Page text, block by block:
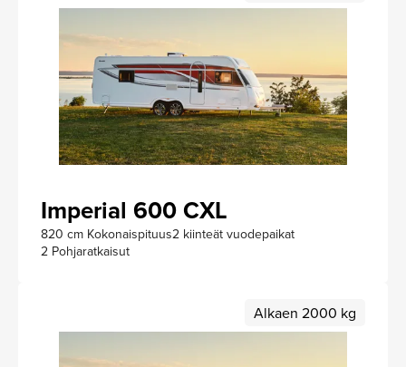
Imperial 600 CXL
820 cm Kokonaispituus2 kiinteät vuodepaikat
2 Pohjaratkaisut
Alkaen 2000 kg